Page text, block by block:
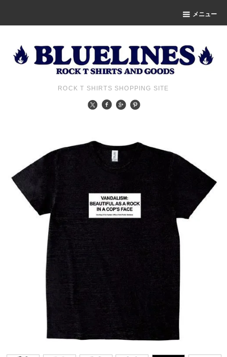
メニュー
ROCK T SHIRTS SHOPPING SITE